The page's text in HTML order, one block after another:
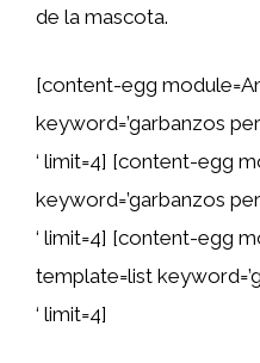
de la mascota.
[content-egg
keyword=’garbanzos
‘ limit=4] [content-egg
keyword=’garbanzos
‘ limit=4] [content-egg
template=list
‘ limit=4]